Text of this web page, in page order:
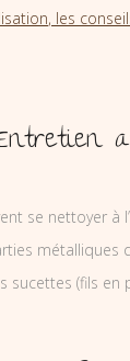
les
se nettoyer à
métalliques
sucettes (fils